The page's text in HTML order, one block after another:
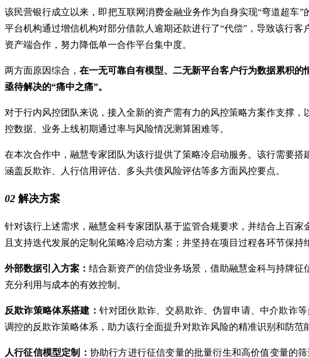
该民营银行成立以来，即把互联网消费金融业务作为自身实现“弯道超车
平台机构通过增信机构对部分借款人逾期还款进行了“代偿”，导致该行
资产端合作，努力降低单一合作平台集中度。
两方面原因综合， 在一无可靠自有模型、二无新平台客户行为数据累积
亟待解决的“痛中之痛”。
对于行内风控团队来说，接入全新的资产需有力的风控策略方案作支撑
控数据、业务上线初期通过率与风险情况测算困难等。
在本次合作中，融慧专家团队为该行提供了策略冷启动服务。该行需要
涵盖反欺诈、人行信用评估、多头共债风险评估等多方面风控要点。
02 解决方案
针对该行上述需求，融慧金科专家团队基于监管合规要求，并结合上百
且支持迭代发展的定制化策略冷启动方案；并坚持在项目过程各环节保
外部数据引入方案： 结合新资产的信贷业务场景，借助融慧金科与持牌
充分利用与成本的有效控制。
反欺诈策略体系搭建： 针对团伙欺诈、交易欺诈、伪冒申请、中介欺诈
调控的反欺诈策略体系，助力该行全面提升对欺诈风险的精准识别和防范
人行征信模型定制： 协助行方进行征信变量的批量衍生和高价值变量的